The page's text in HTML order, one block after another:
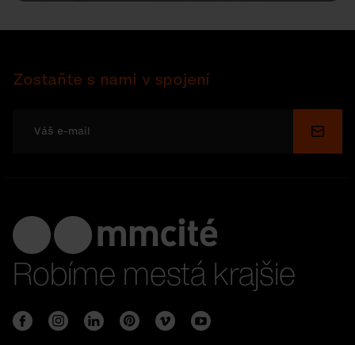
Zostaňte s nami v spojení
Robíme mestá krajšie